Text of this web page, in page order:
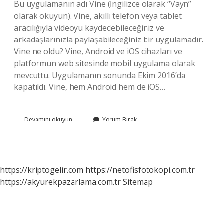
Bu uygulamanın adı Vine (İngilizce olarak “Vayn”
olarak okuyun). Vine, akıllı telefon veya tablet
aracılığıyla videoyu kaydedebileceğiniz ve
arkadaşlarınızla paylaşabileceğiniz bir uygulamadır.
Vine ne oldu? Vine, Android ve iOS cihazları ve
platformun web sitesinde mobil uygulama olarak
mevcuttu. Uygulamanın sonunda Ekim 2016’da
kapatıldı. Vine, hem Android hem de iOS…
Devamını okuyun
Nedir
Yorum Bırak
https://kriptogelir.com https://netofisfotokopi.com.tr
https://akyurekpazarlama.com.trSitemap